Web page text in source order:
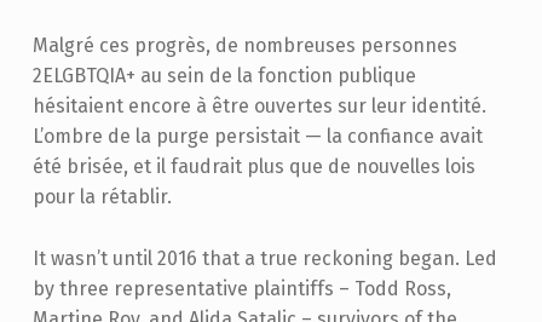
Malgré ces progrès, de nombreuses personnes
2ELGBTQIA+ au sein de la fonction publique
hésitaient encore à être ouvertes sur leur identité.
L’ombre de la purge persistait — la confiance avait
été brisée, et il faudrait plus que de nouvelles lois
pour la rétablir.
It wasn’t until 2016 that a true reckoning began. Led
by three representative plaintiffs – Todd Ross,